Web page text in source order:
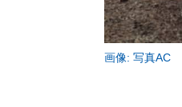
画像: 写真AC